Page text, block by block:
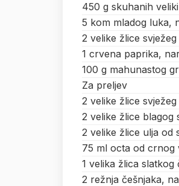
450 g skuhanih
5 kom mladog luka,
2 velike žlice
1 crvena paprika,
100 g mahunastog
Za preljev
2 velike žlice
2 velike žlice blagog
2 velike žlice ulja od
75 ml octa od crnog
1 velika žlica slatkog
2 režnja češnjaka,